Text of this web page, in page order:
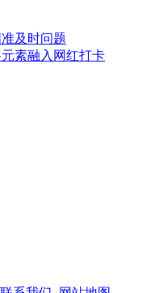
及时问题
素融入网红打卡